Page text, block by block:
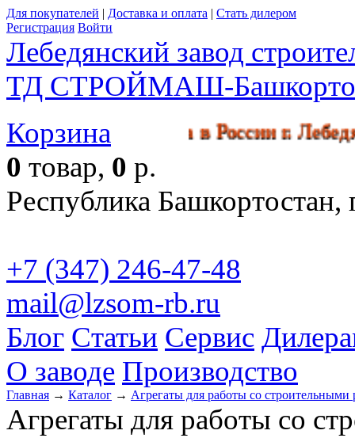
Для покупателей | Доставка и оплата | Стать дилером
Регистрация Войти
Лебедянский завод
ТД СТРОЙМАШ-
производства в России г.
Корзина
0 товар, 0 р.
Республика
+7 (347) 246-47-48
mail@lzsom-rb.ru
Блог Статьи Сервис
О заводе Производство
Главная → Каталог → Агрегаты для работы со строительными
Агрегаты для работы со